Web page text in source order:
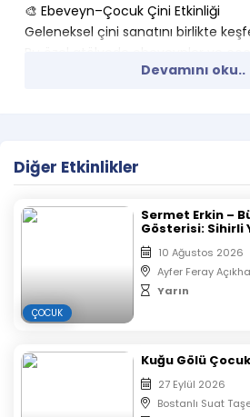
🎨 Ebeveyn–Çocuk Çini Etkinliği
Geleneksel çini sanatını birlikte
Bu özel atölyede ebeveynler ve
yan yana oturacak; renklerle,
adım adım boyayacak. Çocukların
yaratıcılığını destekleyen bu
amaçlıyor.
● Çini sanatına kısa ve eğlenceli bir
● Ebeveyn–çocuk birlikte çini
● Tüm malzemeler etkinlik
● Etkinlik sonunda çalışmalar
Kimler Katılabilir?
Ebeveynler ve 5–12 yaş arası
Devamını oku..
Diğer Etkinlikler
ÇOCUK
Sermet Erkin –
Gösterisi: Sihirli
10 Ağustos 2026
Ayfer Feray
Yarın
Kuğu Gölü
27 Eylül 2026
Bostanlı Suat